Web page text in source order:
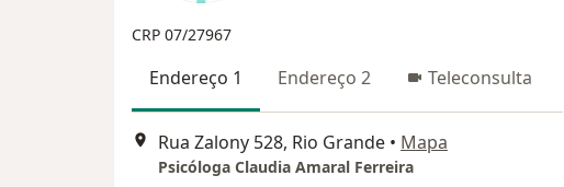
CRP 07/27967
Endereço 1 Endereço 2 Teleconsulta
Rua Zalony 528, Rio Grande • Mapa
Psicóloga Claudia Amaral Ferreira